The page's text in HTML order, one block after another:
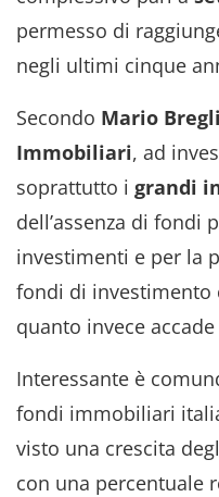
permesso di
negli ultimi cinque
Secondo Mario
Immobiliari, ad
soprattutto i grandi
dell’assenza di fondi
investimenti e per la
fondi di investimento
quanto invece
Interessante è
fondi immobiliari
visto una crescita
con una percentuale